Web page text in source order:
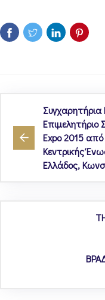
Επιμελητήριο
Expo 2015
Κεντρικής
Ελλάδος,